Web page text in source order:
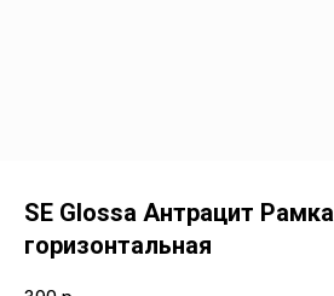
SE Glossa Антрацит
горизонтальная